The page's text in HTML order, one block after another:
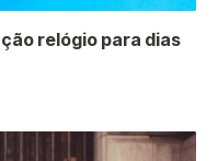
relógio para dias